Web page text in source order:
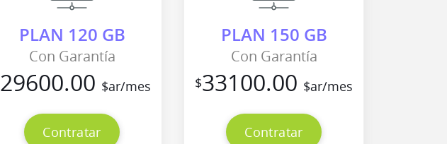
PLAN 120 GB
Con Garantía
29600.00 $ar/mes
Contratar
PLAN 150 GB
Con Garantía
$33100.00 $ar/mes
Contratar